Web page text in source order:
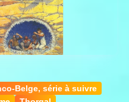
Belge, série à suivre